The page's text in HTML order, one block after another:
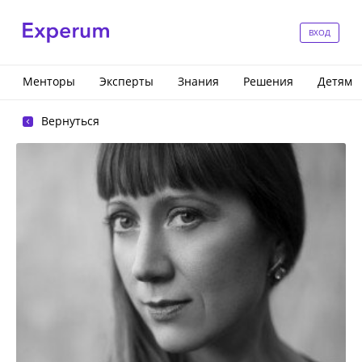
ВХОД
Менторы Эксперты Знания Решения Детям
Вернуться